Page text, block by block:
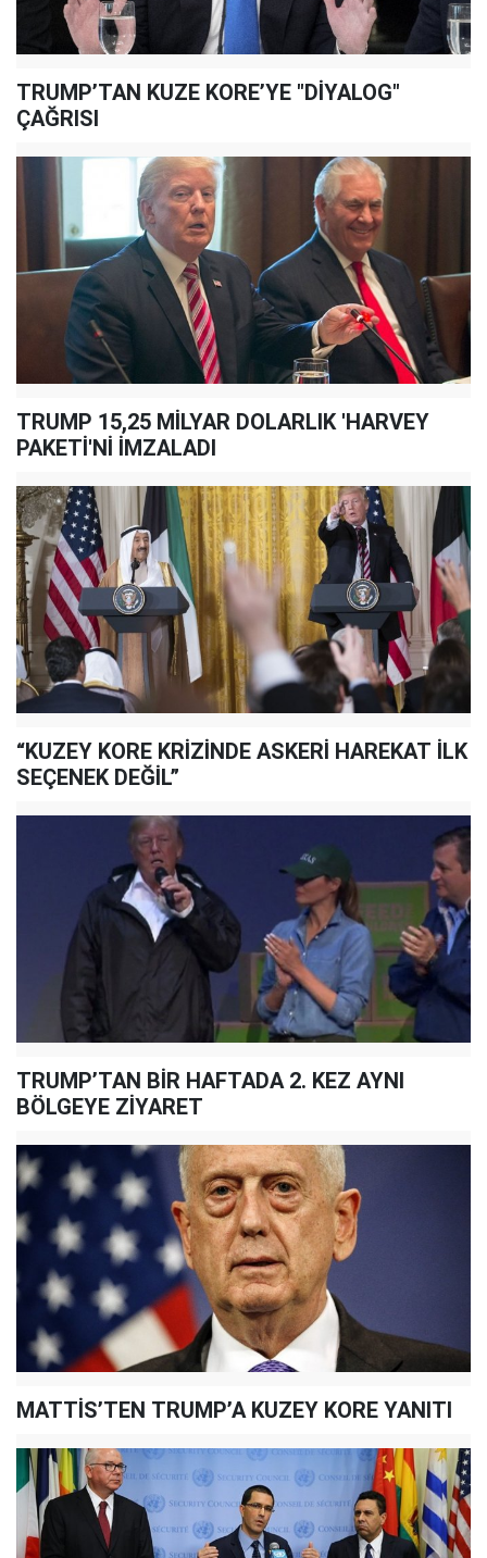
TRUMP’TAN KUZE KORE’YE "DİYALOG"
ÇAĞRISI
TRUMP 15,25 MİLYAR DOLARLIK 'HARVEY
PAKETİ'Nİ İMZALADI
“KUZEY KORE KRİZİNDE ASKERİ HAREKAT İLK
SEÇENEK DEĞİL”
TRUMP’TAN BİR HAFTADA 2. KEZ AYNI
BÖLGEYE ZİYARET
MATTİS’TEN TRUMP’A KUZEY KORE YANITI